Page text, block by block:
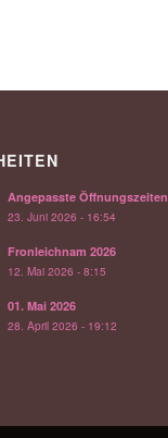
Angepasste Öffnungszeiten
23. Juni 2026 - 16:54
Fronleichnam 2026
12. Mai 2026 - 8:15
01. Mai 2026
28. April 2026 - 19:12